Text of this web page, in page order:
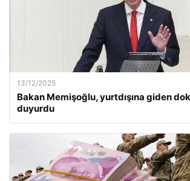
13/12/2025
Bakan Memişoğlu, yurtdışına giden
duyurdu